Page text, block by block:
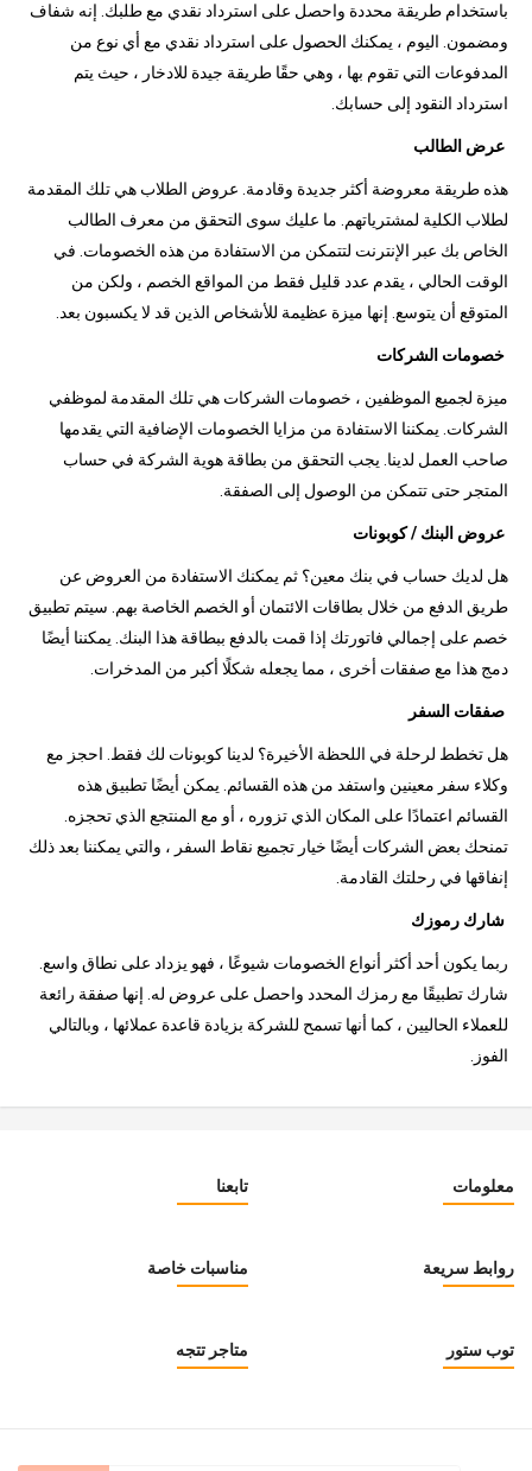
باستخدام طريقة محددة واحصل على استرداد نقدي مع طلبك. إنه شفاف
ومضمون. اليوم ، يمكنك الحصول على استرداد نقدي مع أي نوع من
المدفوعات التي تقوم بها ، وهي حقًا طريقة جيدة للادخار ، حيث يتم
استرداد النقود إلى حسابك.
عرض الطالب
هذه طريقة معروضة أكثر جديدة وقادمة. عروض الطلاب هي تلك المقدمة
لطلاب الكلية لمشترياتهم. ما عليك سوى التحقق من معرف الطالب
الخاص بك عبر الإنترنت لتتمكن من الاستفادة من هذه الخصومات. في
الوقت الحالي ، يقدم عدد قليل فقط من المواقع الخصم ، ولكن من
المتوقع أن يتوسع. إنها ميزة عظيمة للأشخاص الذين قد لا يكسبون بعد.
خصومات الشركات
ميزة لجميع الموظفين ، خصومات الشركات هي تلك المقدمة لموظفي
الشركات. يمكننا الاستفادة من مزايا الخصومات الإضافية التي يقدمها
صاحب العمل لدينا. يجب التحقق من بطاقة هوية الشركة في حساب
المتجر حتى تتمكن من الوصول إلى الصفقة.
عروض البنك / كوبونات
هل لديك حساب في بنك معين؟ ثم يمكنك الاستفادة من العروض عن
طريق الدفع من خلال بطاقات الائتمان أو الخصم الخاصة بهم. سيتم تطبيق
خصم على إجمالي فاتورتك إذا قمت بالدفع ببطاقة هذا البنك. يمكننا أيضًا
دمج هذا مع صفقات أخرى ، مما يجعله شكلًا أكبر من المدخرات.
صفقات السفر
هل تخطط لرحلة في اللحظة الأخيرة؟ لدينا كوبونات لك فقط. احجز مع
وكلاء سفر معينين واستفد من هذه القسائم. يمكن أيضًا تطبيق هذه
القسائم اعتمادًا على المكان الذي تزوره ، أو مع المنتجع الذي تحجزه.
تمنحك بعض الشركات أيضًا خيار تجميع نقاط السفر ، والتي يمكننا بعد ذلك
إنفاقها في رحلتك القادمة.
شارك رموزك
ربما يكون أحد أكثر أنواع الخصومات شيوعًا ، فهو يزداد على نطاق واسع.
شارك تطبيقًا مع رمزك المحدد واحصل على عروض له. إنها صفقة رائعة
للعملاء الحاليين ، كما أنها تسمح للشركة بزيادة قاعدة عملائها ، وبالتالي
الفوز.
تابعنا معلومات
مناسبات خاصة روابط سريعة
متاجر تتجه توب ستور